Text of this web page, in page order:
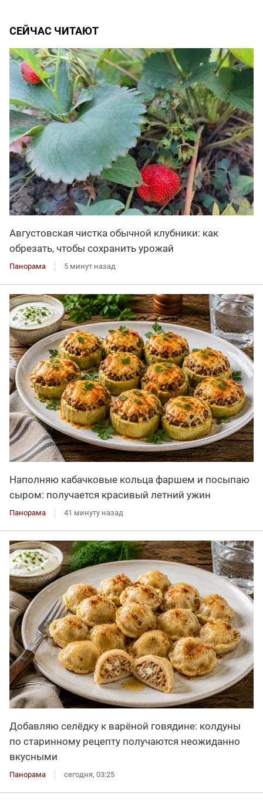
СЕЙЧАС ЧИТАЮТ
Августовская чистка обычной клубники: как
обрезать, чтобы сохранить урожай
Панорама 5 минут назад
Наполняю кабачковые кольца фаршем и посыпаю
сыром: получается красивый летний ужин
Панорама 41 минуту назад
Добавляю селёдку к варёной говядине: колдуны
по старинному рецепту получаются неожиданно
вкусными
Панорама сегодня, 03:25